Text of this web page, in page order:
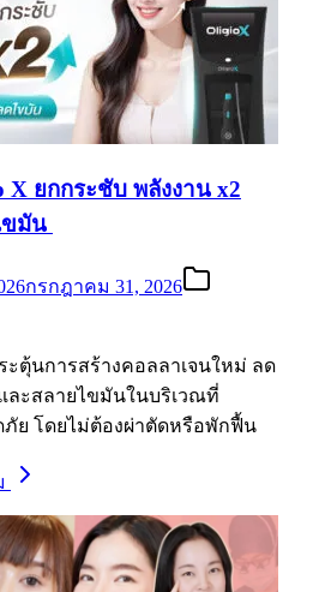
X ยกกระชับ พลังงาน x2
ขมัน
กรกฎาคม 31, 2026
ะตุ้นการสร้างคอลลาเจนใหม่ ลด
ะสลายไขมันในบริเวณที่
ภัย โดยไม่ต้องผ่าตัดหรือพักฟื้น